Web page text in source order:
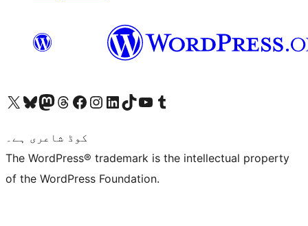
Visit our X (formerly Twitter) account
ہمارے بلیواسکائی اکاؤنٹ پر جائیں
Visit our Mastodon account
ہمارے ٹھریڈز اکاؤنٹ پر جائیں
Visit our Facebook page
Visit our Instagram account
Visit our LinkedIn account
ہمارے ٹک ٹاک اکاؤنٹ پر جائیں
Visit our YouTube channel
ہمارے ٹمبلر اکاؤنٹ پر جائیں
کوڈ شاعری ہے۔
The WordPress® trademark is the intellectual property
of the WordPress Foundation.